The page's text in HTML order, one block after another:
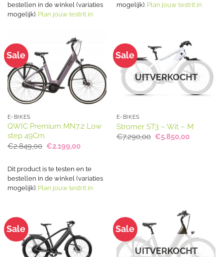
bestellen in de winkel (variaties
mogelijk). Plan jouw testrit in
mogelijk). Plan jouw testrit in
Sale
E-BIKES
QWIC Premium MN7.2 Low
step 49Cm
€2.849,00 Oorspronkelijke
€2.849,00.
€2.199,00Huidige
€2.199,00.
Dit product is te testen en te
bestellen in de winkel (variaties
mogelijk). Plan jouw testrit in
Sale
UITVERKOCHT
E-BIKES
Stromer ST3 – Wit – M
€7.290,00 Oorspronkelijke
prijs
€5.850,00Huidige
Sale Sale
UITVERKOCHT